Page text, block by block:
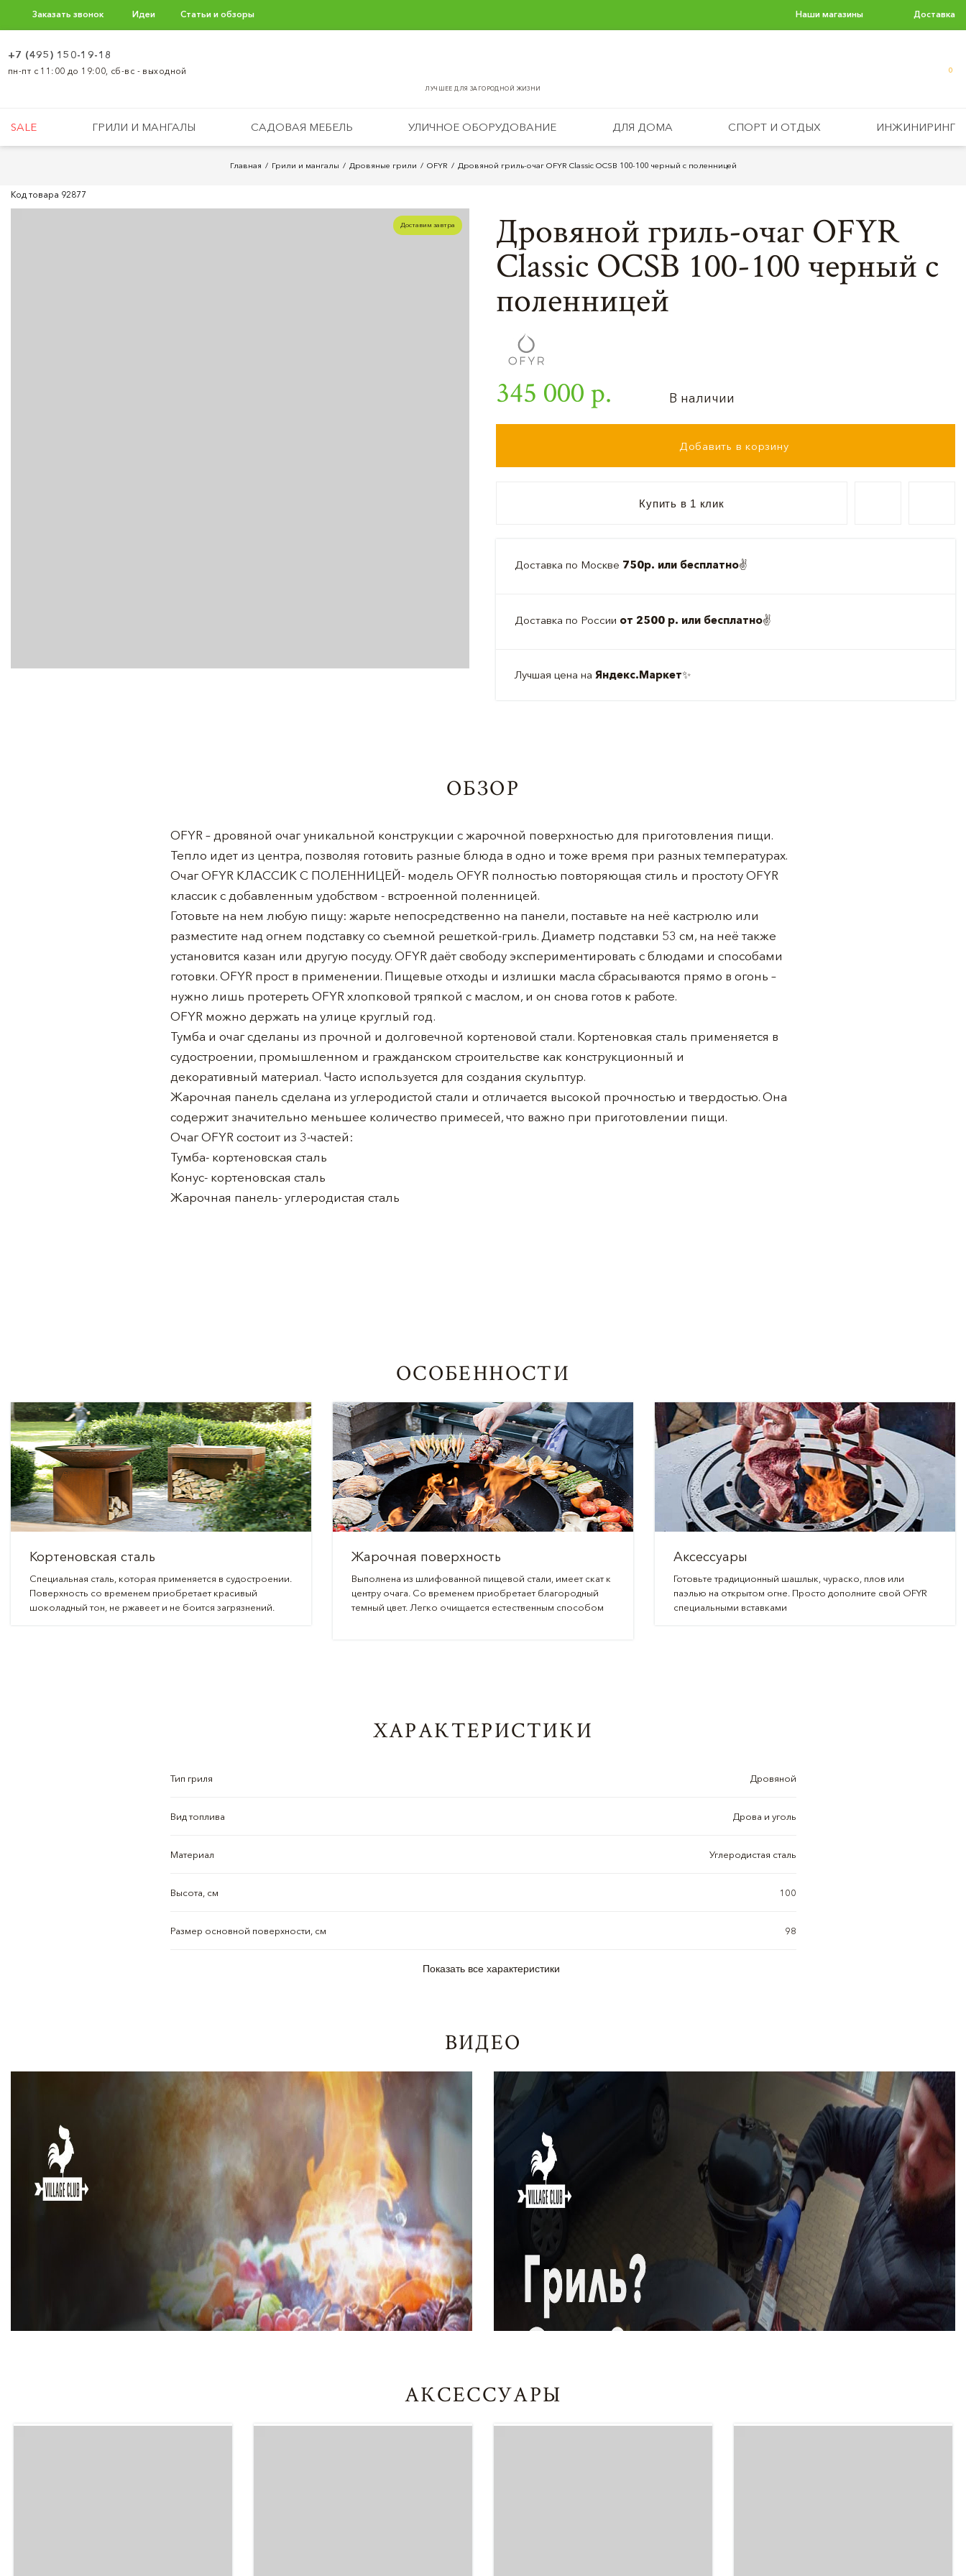
Заказать звонок Идеи Статьи и обзоры Наши магазины Доставка
ЛУЧШЕЕ ДЛЯ ЗАГОРОДНОЙ ЖИЗНИ
+7 (495) 150-19-18
пн-пт с 11:00 до 19:00, сб-вс - выходной 0
SALE ГРИЛИ И МАНГАЛЫ САДОВАЯ МЕБЕЛЬ УЛИЧНОЕ ОБОРУДОВАНИЕ ДЛЯ ДОМА СПОРТ И ОТДЫХ ИНЖИНИРИНГ
Главная Грили и мангалы Дровяные грили OFYR Дровяной гриль-очаг OFYR Classic OCSB 100-100 черный с поленницей
Код товара 92877
Доставим завтра Дровяной гриль-очаг OFYR
Classic OCSB 100-100 черный с
поленницей
345 000 р. В наличии
Добавить в корзину
Купить в 1 клик
Доставка по Москве 750р. или бесплатно✌️
Доставка по России от 2500 р. или бесплатно✌️
Лучшая цена на Яндекс.Маркет✨
ОБЗОР
OFYR – дровяной очаг уникальной конструкции с жарочной поверхностью для приготовления пищи.
Тепло идет из центра, позволяя готовить разные блюда в одно и тоже время при разных температурах.
Очаг OFYR КЛАССИК С ПОЛЕННИЦЕЙ- модель OFYR полностью повторяющая стиль и простоту OFYR
классик с добавленным удобством - встроенной поленницей.
Готовьте на нем любую пищу: жарьте непосредственно на панели, поставьте на неё кастрюлю или
разместите над огнем подставку со съемной решеткой-гриль. Диаметр подставки 53 см, на неё также
установится казан или другую посуду. OFYR даёт свободу экспериментировать с блюдами и способами
готовки. OFYR прост в применении. Пищевые отходы и излишки масла сбрасываются прямо в огонь –
нужно лишь протереть OFYR хлопковой тряпкой с маслом, и он снова готов к работе.
OFYR можно держать на улице круглый год.
Тумба и очаг сделаны из прочной и долговечной кортеновой стали. Кортеновкая сталь применяется в
судостроении, промышленном и гражданском строительстве как конструкционный и
декоративный материал. Часто используется для создания скульптур.
Жарочная панель сделана из углеродистой стали и отличается высокой прочностью и твердостью. Она
содержит значительно меньшее количество примесей, что важно при приготовлении пищи.
Очаг OFYR состоит из 3-частей:
Тумба- кортеновская сталь
Конус- кортеновская сталь
Жарочная панель- углеродистая сталь
ОСОБЕННОСТИ
Кортеновская сталь
Специальная сталь, которая применяется в судостроении.
Поверхность со временем приобретает красивый
шоколадный тон, не ржавеет и не боится загрязнений.
Жарочная поверхность
Выполнена из шлифованной пищевой стали, имеет скат к
центру очага. Со временем приобретает благородный
темный цвет. Легко очищается естественным способом
Аксессуары
Готовьте традиционный шашлык, чураско, плов или
паэлью на открытом огне. Просто дополните свой OFYR
специальными вставками
ХАРАКТЕРИСТИКИ
Тип гриля Дровяной
Вид топлива Дрова и уголь
Материал Углеродистая сталь
Высота, см 100
Размер основной поверхности, см 98
Показать все характеристики
ВИДЕО
АКСЕССУАРЫ